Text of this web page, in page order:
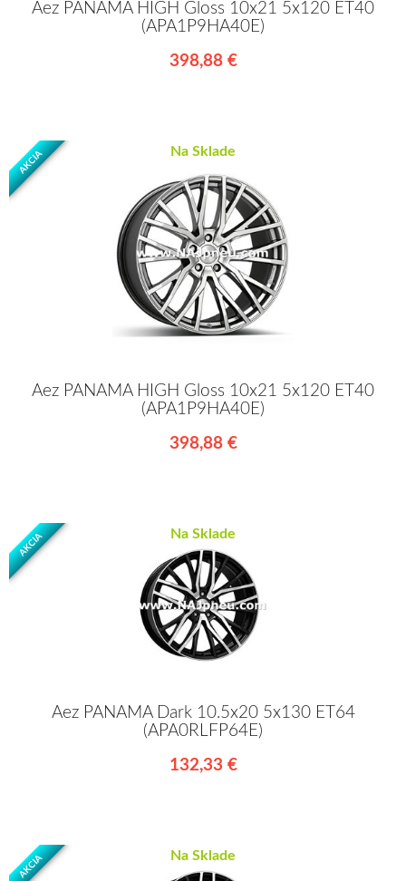
Aez PANAMA HIGH Gloss 10x21 5x120 ET40
(APA1P9HA40E)
398,88 €
AKCIA Na Sklade
Aez PANAMA HIGH Gloss 10x21 5x120 ET40
(APA1P9HA40E)
398,88 €
AKCIA Na Sklade
Aez PANAMA Dark 10.5x20 5x130 ET64
(APA0RLFP64E)
132,33 €
AKCIA Na Sklade